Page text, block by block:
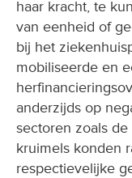
haar kracht, te
van eenheid of
bij het
mobiliseerde en
anderzijds op
sectoren zoals
kruimels konden
respectievelijke